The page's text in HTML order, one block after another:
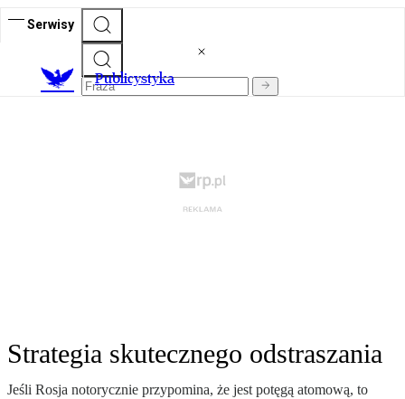
Serwisy
Publicystyka
Strategia skutecznego odstraszania
Jeśli Rosja notorycznie przypomina, że jest potęgą atomową, to